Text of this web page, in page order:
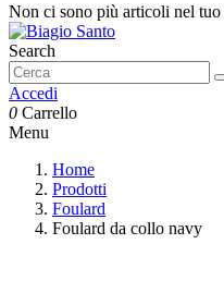
Non ci sono più articoli nel tuo
Search
Accedi
0 Carrello
Menu
Home
Prodotti
Foulard
Foulard da collo navy